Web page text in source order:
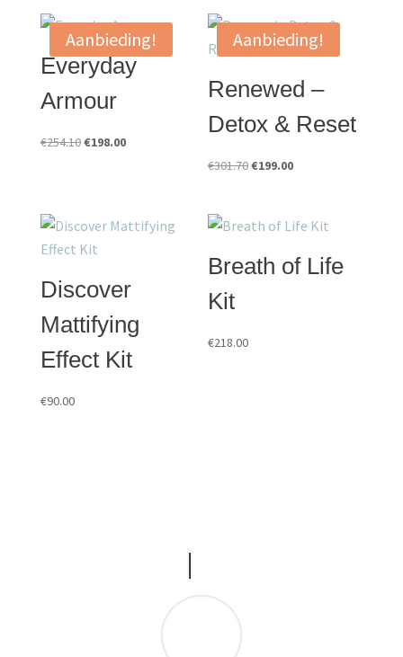
Aanbieding!
Everyday
Armour
€254.10Oorspronkelijke
€198.00Huidige
Aanbieding!
Renewed –
Detox & Reset
€301.70Oorspronkelijke
€301.70.
€199.00Huidige
€199.00.
Discover
Mattifying
Effect Kit
€90.00
Breath of Life
Kit
€218.00